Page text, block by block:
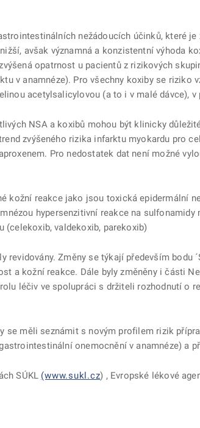
nežádoucích účinků, které
avšak významná a konzistentní výhoda
opatrnost u pacientů z rizikových
v anamnéze). Pro všechny koxiby se riziko
acetylsalicylovou (a to i v malé dávce),
NSA a koxibů mohou být klinicky
zvýšeného rizika infarktu myokardu pro
Pro nedostatek dat není možné
kožní reakce jako jsou toxická epidermální
hypersenzitivní reakce na
valdekoxib, parekoxib)
revidovány. Změny se týkají především bodu
a kožní reakce. Dále byly změněny i části
léčiv ve spolupráci s držiteli rozhodnutí o
se měli seznámit s novým profilem rizik
onemocnění v anamnéze) a
SÚKL (www.sukl.cz) , Evropské lékové